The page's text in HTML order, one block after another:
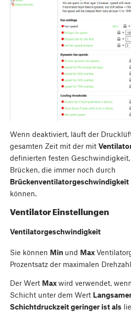
Wenn deaktiviert, läuft der
gesamten Zeit mit der mit
definierten festen
Brücken, die immer noch durch
Brückenventilatorgeschwindigkeit
können.
Ventilator Einstellungen
Ventilatorgeschwindigkeit
Sie können Min und Max
Prozentsatz der maximalen
Der Wert Maxwird verwendet,
Schicht unter dem Wert
Schichtdruckzeit geringer ist als